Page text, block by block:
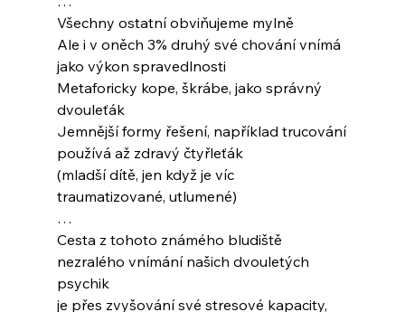
Všechny ostatní obviňujeme mylně
Ale i v oněch 3% druhý své chování vnímá
jako výkon spravedlnosti
Metaforicky kope, škrábe, jako správný
dvouleťák
Jemnější formy řešení, například trucování
používá až zdravý čtyřleťák
(mladší dítě, jen když je víc
traumatizované, utlumené)
…
Cesta z tohoto známého bludiště
nezralého vnímání našich dvouletých
psychik
je přes zvyšování své stresové kapacity,